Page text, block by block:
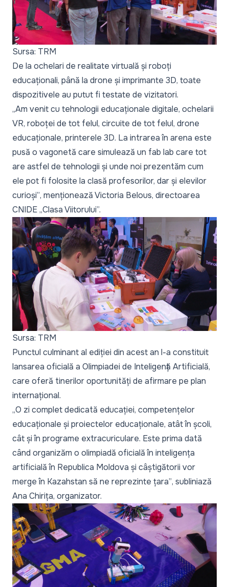
Sursa: TRM
De la ochelari de realitate virtuală și roboți
educaționali, până la drone și imprimante 3D, toate
dispozitivele au putut fi testate de vizitatori.
„Am venit cu tehnologii educaționale digitale, ochelarii
VR, roboței de tot felul, circuite de tot felul, drone
educaționale, printerele 3D. La intrarea în arena este
pusă o vagonetă care simulează un fab lab care tot
are astfel de tehnologii și unde noi prezentăm cum
ele pot fi folosite la clasă profesorilor, dar și elevilor
curioși”, menționează Victoria Belous, directoarea
CNIDE „Clasa Viitorului”.
Sursa: TRM
Punctul culminant al ediției din acest an l-a constituit
lansarea oficială a Olimpiadei de Inteligență Artificială,
care oferă tinerilor oportunități de afirmare pe plan
internațional.
„O zi complet dedicată educației, competențelor
educaționale și proiectelor educaționale, atât în școli,
cât și în programe extracuriculare. Este prima dată
când organizăm o olimpiadă oficială în inteligența
artificială în Republica Moldova și câștigătorii vor
merge în Kazahstan să ne reprezinte țara”, subliniază
Ana Chirița, organizator.